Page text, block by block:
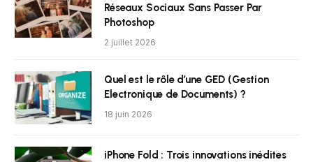
Réseaux Sociaux Sans Passer Par
Photoshop
2 juillet 2026
Quel est le rôle d’une GED (Gestion
Electronique de Documents) ?
18 juin 2026
iPhone Fold : Trois innovations inédites